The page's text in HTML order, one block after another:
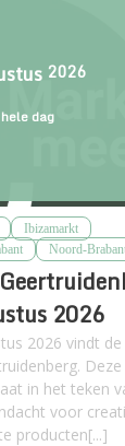
2026
dag
Ibizamarkt
Noord-
2026
2026 vindt de
in het teken
voor
producten[...]